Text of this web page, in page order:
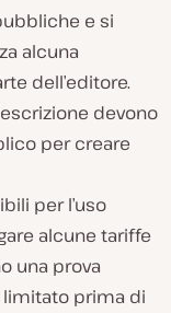
e si
alcuna
dell’editore.
devono
per creare
per l’uso
alcune tariffe
una prova
limitato prima di